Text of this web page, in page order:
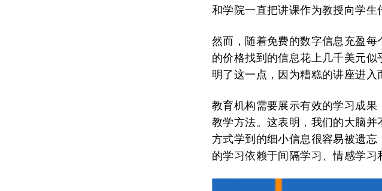
和学院一直把讲课作为教授向学生
然而，随着免费的数字信息充盈
的价格找到的信息花上几千美元
明了这一点，因为糟糕的讲座进入
教育机构需要展示有效的学习成
教学方法。这表明，我们的大脑
方式学到的细小信息很容易被遗忘
的学习依赖于间隔学习、情感学习